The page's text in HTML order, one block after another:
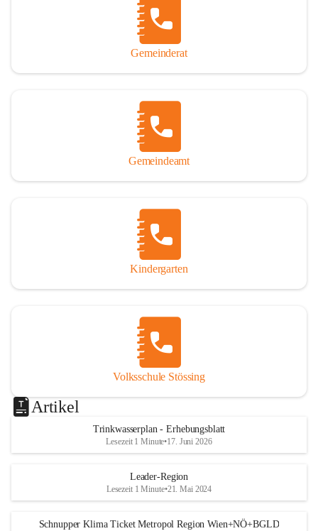
Gemeinderat
Gemeindeamt
Kindergarten
Volksschule Stössing
Artikel
Trinkwasserplan - Erhebungsblatt
Lesezeit 1 Minute•17. Juni 2026
Leader-Region
Lesezeit 1 Minute•21. Mai 2024
Schnupper Klima Ticket Metropol Region Wien+NÖ+BGLD